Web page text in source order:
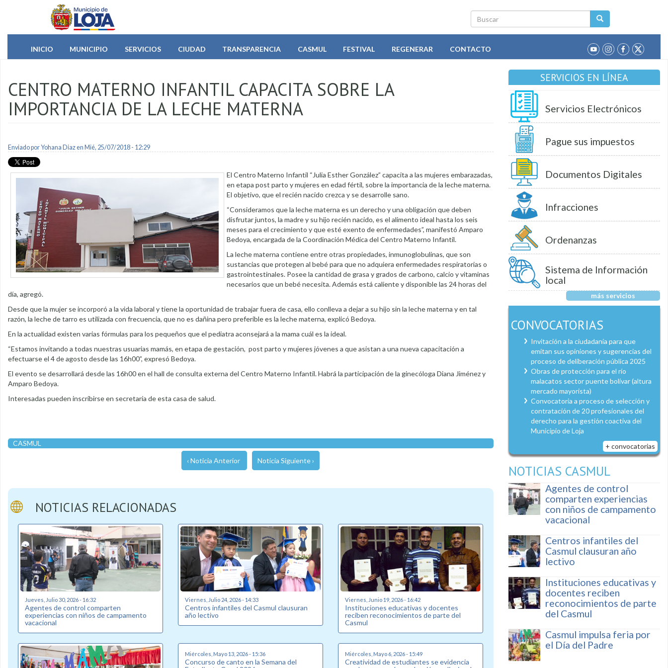
Pasar al contenido principal
Buscar
INICIO
MUNICIPIO SERVICIOS CIUDAD TRANSPARENCIA CASMUL FESTIVAL REGENERAR CONTACTO
CENTRO MATERNO INFANTIL CAPACITA SOBRE LA
IMPORTANCIA DE LA LECHE MATERNA
Enviado porYohana Diazen Mié, 25/07/2018 - 12:29
El Centro Materno Infantil “Julia Esther González” capacita a las mujeres embarazadas,
en etapa post parto y mujeres en edad fértil, sobre la importancia de la leche materna.
El objetivo, que el recién nacido crezca y se desarrolle sano.
“Consideramos que la leche materna es un derecho y una obligación que deben
disfrutar juntos, la madre y su hijo recién nacido, es el alimento ideal hasta los seis
meses para el crecimiento y que esté exento de enfermedades”, manifestó Amparo
Bedoya, encargada de la Coordinación Médica del Centro Materno Infantil.
La leche materna contiene entre otras propiedades, inmunoglobulinas, que son
sustancias que protegen al bebé para que no adquiera enfermedades respiratorias o
gastrointestinales. Posee la cantidad de grasa y grados de carbono, calcio y vitaminas
necesarios que un bebé necesita. Además está caliente y disponible las 24 horas del
día, agregó.
Desde que la mujer se incorporó a la vida laboral y tiene la oportunidad de trabajar fuera de casa, ello conlleva a dejar a su hijo sin la leche materna y en tal
razón, la leche de tarro es utilizada con frecuencia, que no es dañina pero preferible es la leche materna, explicó Bedoya.
En la actualidad existen varias fórmulas para los pequeños que el pediatra aconsejará a la mama cuál es la ideal.
“Estamos invitando a todas nuestras usuarias mamás, en etapa de gestación, post parto y mujeres jóvenes a que asistan a una nueva capacitación a
efectuarse el 4 de agosto desde las 16h00”, expresó Bedoya.
El evento se desarrollará desde las 16h00 en el hall de consulta externa del Centro Materno Infantil. Habrá la participación de la ginecóloga Diana Jiménez y
Amparo Bedoya.
Interesadas pueden inscribirse en secretaría de esta casa de salud.
CASMUL
‹ Noticia Anterior Noticia Siguiente ›
NOTICIAS RELACIONADAS
Jueves, Julio 30, 2026 - 16:32
Agentes de control comparten
experiencias con niños de campamento
vacacional
Viernes, Julio 24, 2026 - 14:33
Centros infantiles del Casmul clausuran
año lectivo
Viernes, Junio 19, 2026 - 16:42
Instituciones educativas y docentes
reciben reconocimientos de parte del
Casmul
Miércoles, Mayo 13, 2026 - 15:36
Concurso de canto en la Semana del
Miércoles, Mayo 6, 2026 - 15:49
Creatividad de estudiantes se evidencia
SERVICIOS EN LÍNEA
Servicios Electrónicos
Pague sus impuestos
Documentos Digitales
Infracciones
Ordenanzas
Sistema de Información
local
más servicios
CONVOCATORIAS
Invitación a la ciudadanía para que
emitan sus opiniones y sugerencias del
proceso de deliberación pública 2025
Obras de protección para el río
malacatos sector puente bolívar (altura
mercado mayorista)
Convocatoria a proceso de selección y
contratación de 20 profesionales del
derecho para la gestión coactiva del
Municipio de Loja
+ convocatorias
NOTICIAS CASMUL
Agentes de control
comparten experiencias
con niños de campamento
vacacional
Centros infantiles del
Casmul clausuran año
lectivo
Instituciones educativas y
docentes reciben
reconocimientos de parte
del Casmul
Casmul impulsa feria por
el Día del Padre